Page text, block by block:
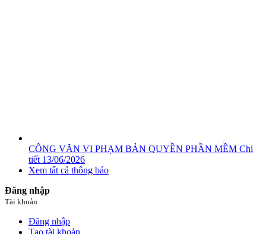
CÔNG VĂN VI PHẠM BẢN QUYỀN PHẦN MỀM Chi
tiết 13/06/2026
Xem tất cả thông báo
Đăng nhập
Tài khoản
Đăng nhập
Tạo tài khoản